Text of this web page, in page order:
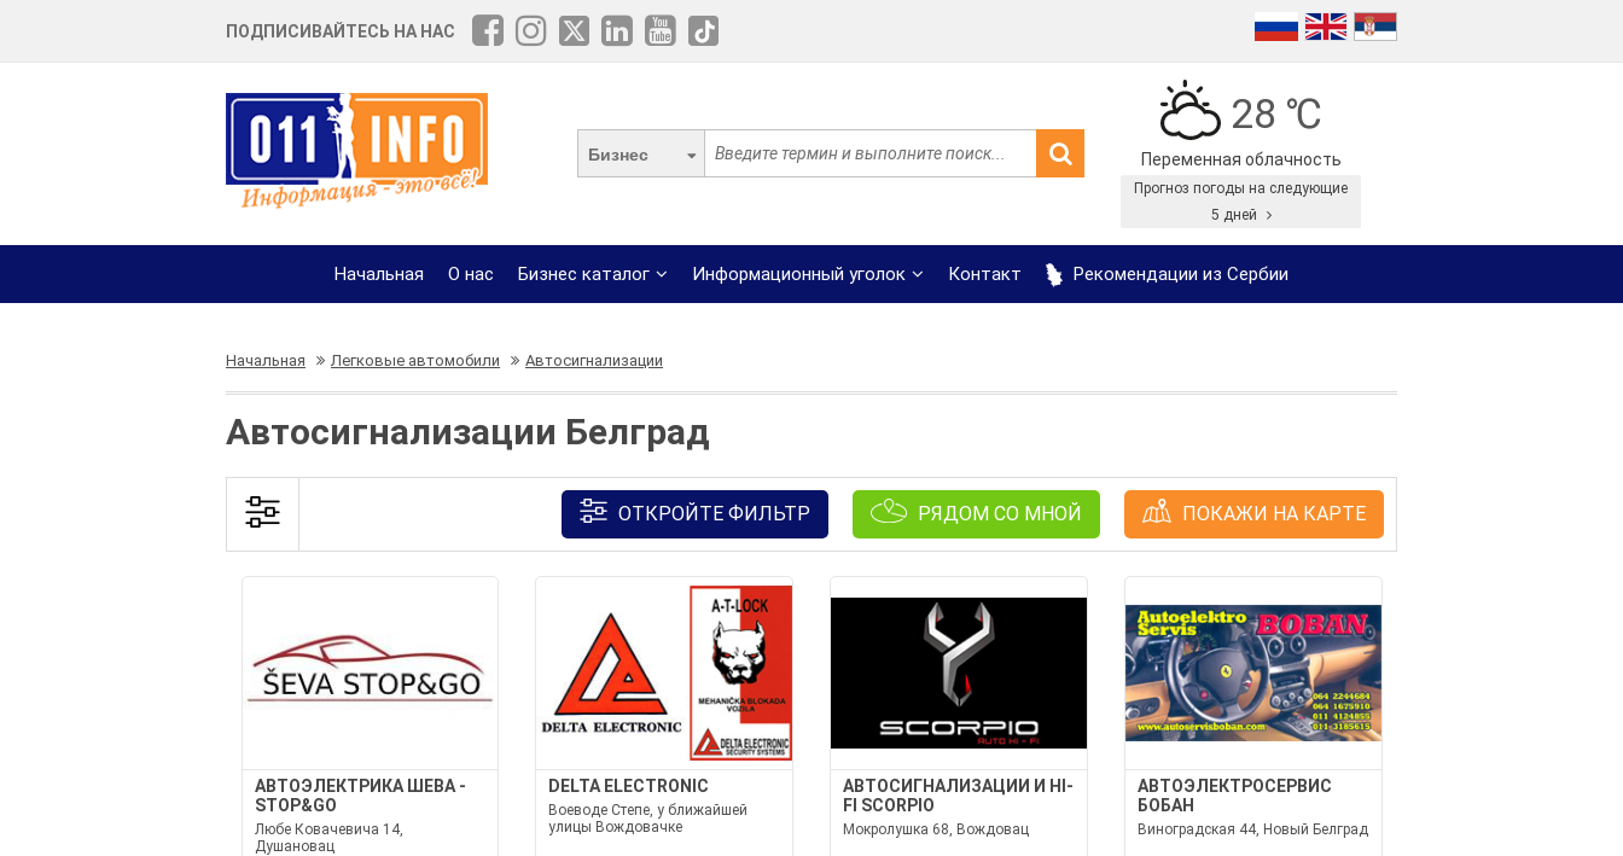
ПОДПИСИВАЙТЕСЬ НА НАС
Бизнес
28 ℃
Переменная облачность
Прогноз погоды на следующие
5 дней
Начальная О нас Бизнес каталог Информационный уголок Контакт Рекомендации из Сербии
Начальная Легковые автомобили Автосигнализации
Автосигнализации Белград
ОТКРОЙТЕ ФИЛЬТР РЯДОМ СО МНОЙ ПОКАЖИ НА КАРТЕ
АВТОЭЛЕКТРИКА ШЕВА -
STOP&GO
Любе Ковачевича 14,
Душановац
DELTA ELECTRONIC
Воеводе Степе, у ближайшей
улицы Вождовачке
АВТОСИГНАЛИЗАЦИИ И HI-
FI SCORPIO
Мокролушка 68, Вождовац
АВТОЭЛЕКТРОСЕРВИС
БОБАН
Виноградская 44, Новый Белград